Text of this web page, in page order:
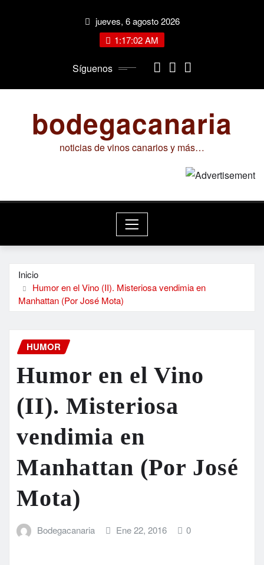
jueves, 6 agosto 2026
1:17:03 AM
Síguenos
bodegacanaria
noticias de vinos canarios y más…
Inicio
Humor en el Vino (II). Misteriosa vendimia en
Manhattan (Por José Mota)
HUMOR
Humor en el Vino
(II). Misteriosa
vendimia en
Manhattan (Por José
Mota)
Bodegacanaria Ene 22, 2016 0